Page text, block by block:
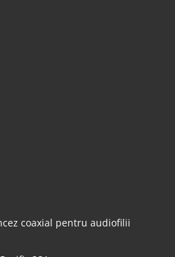
coaxial pentru audiofilii